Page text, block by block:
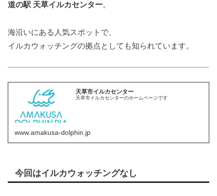
道の駅 天草イルカセンター。
海沿いにある人気スポットで、
イルカウォッチングの拠点としても知られています。
天草市イルカセンター
天草市イルカセンターのホームページです
www.amakusa-dolphin.jp
今回はイルカウォッチングなし